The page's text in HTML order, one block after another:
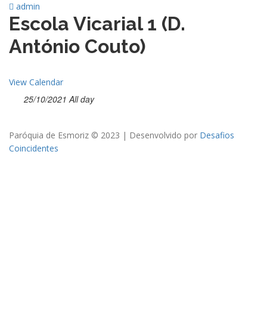
admin
Escola Vicarial 1 (D.
António Couto)
View Calendar
25/10/2021 All day
Paróquia de Esmoriz © 2023 | Desenvolvido por Desafios
Coincidentes